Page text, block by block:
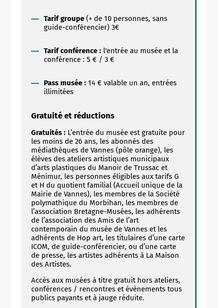
Tarif groupe (+ de 10 personnes, sans
guide-conférencier) 3€
Tarif conférence : l'entrée au musée et la
conférence : 5 € / 3 €
Pass musée : 14 € valable un an, entrées
illimitées
Gratuité et réductions
Gratuités : L’entrée du musée est gratuite pour
les moins de 26 ans, les abonnés des
médiathèques de Vannes (pôle orange), les
élèves des ateliers artistiques municipaux
d’arts plastiques du Manoir de Trussac et
Ménimur, les personnes éligibles aux tarifs G
et H du quotient familial (Accueil unique de la
Mairie de Vannes), les membres de la Société
polymathique du Morbihan, les membres de
l’association Bretagne-Musées, les adhérents
de l’association des Amis de l’art
contemporain du musée de Vannes et les
adhérents de Hop art, les titulaires d’une carte
ICOM, de guide-conférencier, ou d’une carte
de presse, les artistes adhérents à La Maison
des Artistes.
Accès aux musées à titre gratuit hors ateliers,
conférences / rencontres et évènements tous
publics payants et à jauge réduite.